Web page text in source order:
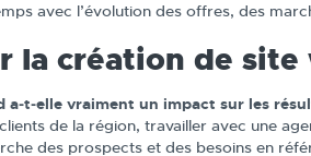
avec l’évolution des offres, des
la création de site
a‑t‑elle vraiment un impact sur les
de la région, travailler avec une
des prospects et des besoins en